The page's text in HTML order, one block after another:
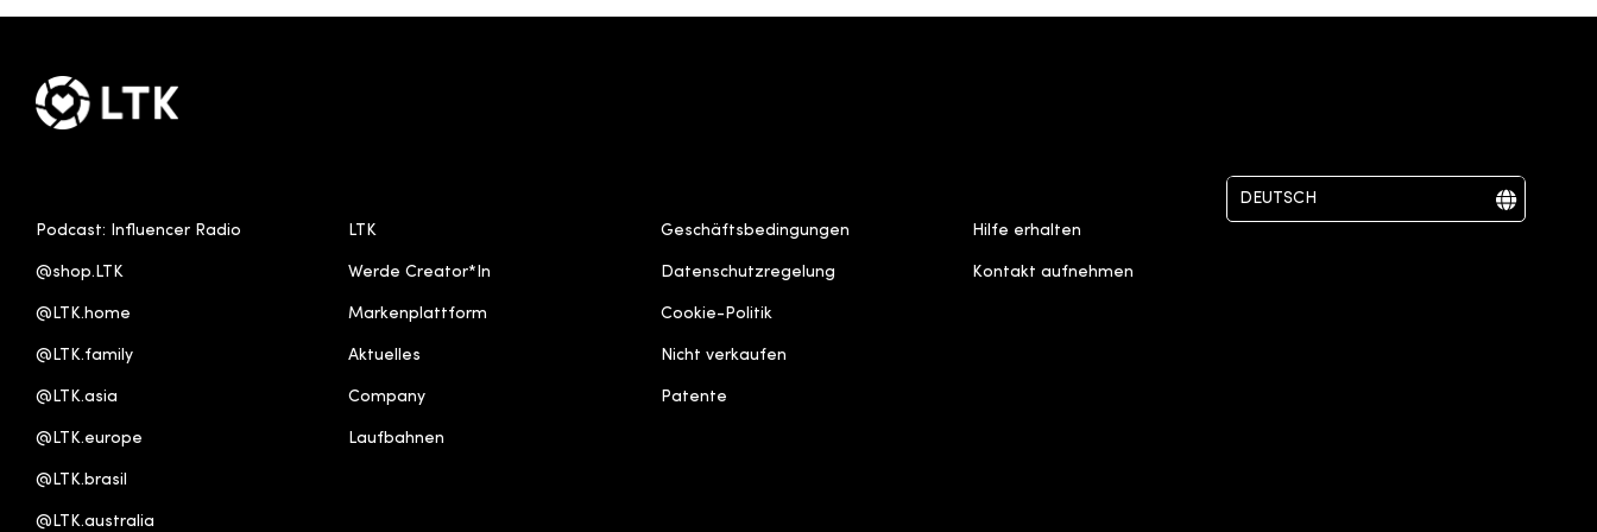
Podcast: Influencer Radio
@shop.LTK
@LTK.home
@LTK.family
@LTK.asia
@LTK.europe
@LTK.brasil
@LTK.australia
LTK
Werde Creator*In
Markenplattform
Aktuelles
Company
Laufbahnen
Geschäftsbedingungen
Datenschutzregelung
Cookie-Politik
Nicht verkaufen
Patente
Hilfe erhalten
Kontakt aufnehmen
DEUTSCH